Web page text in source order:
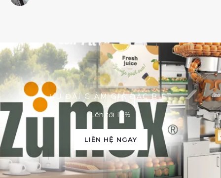
ƯU ĐÃI GIẢM GIÁ ĐẶC BIỆT
Lên tới 10%
LIÊN HỆ NGAY